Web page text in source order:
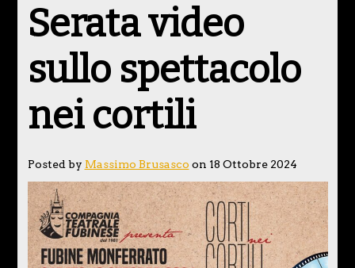
Serata video
sullo spettacolo
nei cortili
Posted by Massimo Brusasco on 18 Ottobre 2024